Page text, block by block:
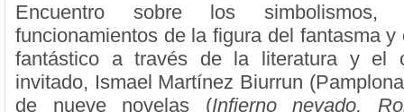
Encuentro sobre los simbolismos,
funcionamientos de la figura del fantasma
fantástico a través de la literatura y el
invitado, Ismael Martínez Biurrun
de nueve novelas (Infierno nevado,